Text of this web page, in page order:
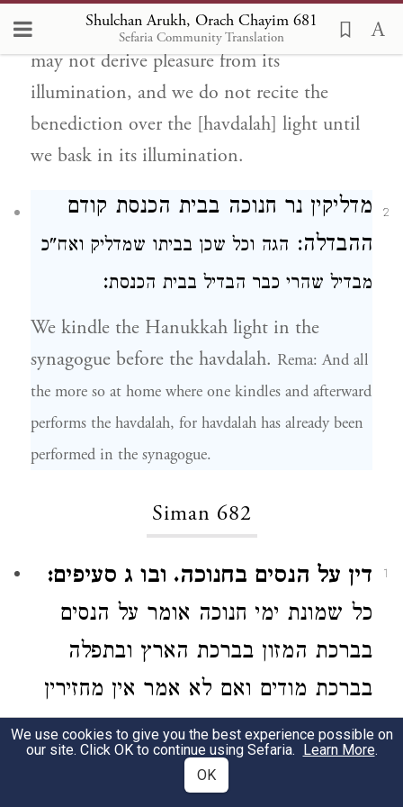
Shulchan Arukh, Orach Chayim 681
Sefaria Community Translation
havdalah with the Hanukkah light, for we
may not derive pleasure from its
illumination, and we do not recite the
benediction over the [havdalah] light until
we bask in its illumination.
2 מדליקין נר חנוכה בבית הכנסת קודם
ההבדלה: הגה וכל שכן בביתו שמדליק ואח"כ
מבדיל שהרי כבר הבדיל בבית הכנסת:
We kindle the Hanukkah light in the
synagogue before the havdalah. Rema: And all
the more so at home where one kindles and afterward
performs the havdalah, for havdalah has already been
performed in the synagogue.
Siman 682
1
דין על הנסים בחנוכה. ובו ג סעיפים:
כל שמונת ימי חנוכה אומר על הנסים
בברכת המזון בברכת הארץ ובתפלה
בברכת מודים ואם לא אמר אין מחזירין
אותו[וע"ל סי' רצ"ד סעיף ד' וה'] ומיהו אם
נזכר באותה ברכה כל זמן שלא הזכיר
We use cookies to give you the best experience possible on
our site. Click OK to continue using Sefaria. Learn More.
OK